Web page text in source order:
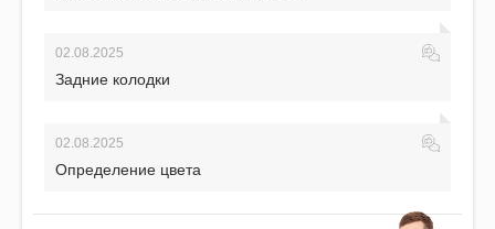
02.08.2025
Задние колодки
02.08.2025
Определение цвета